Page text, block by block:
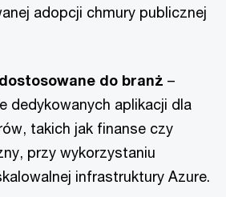
adopcji chmury publicznej
do branż –
dedykowanych aplikacji dla
takich jak finanse czy
przy wykorzystaniu
infrastruktury Azure.